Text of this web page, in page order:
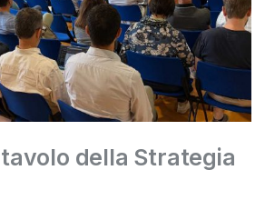
della Strategia